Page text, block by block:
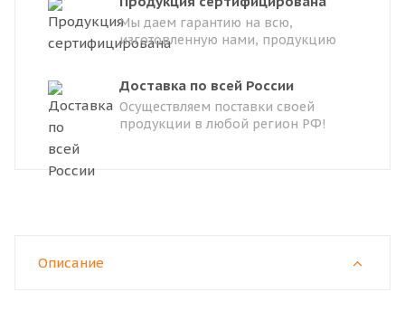
Мы даем гарантию на всю,
изготовленную нами, продукцию
Доставка по всей России
Осуществляем поставки своей
продукции в любой регион РФ!
Описание